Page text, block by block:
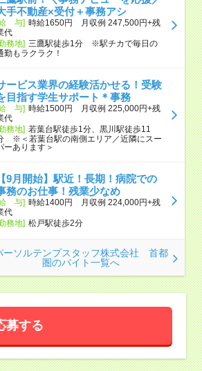
手不動産×受付＋事務アシ
与] 時給1650円 月収例 247,500円+残
代
務地] 三鷹駅徒歩1分 ※駅チカで毎日の
勤もラクラク！
ービス業界の経験活かせる！受験
目指す学生サポート＊事務
与] 時給1500円 月収例 225,000円+残
代
務地] 若葉台駅徒歩1分、黒川駅徒歩11
※＜若葉台駅の南側エリア／近隣にスー
ーあります＞
9月開始】駅近！長期！病院での
務のお仕事！残業少なめ
与] 時給1400円 月収例 224,000円+残
代
務地] 松戸駅徒歩2分
ーソルテンプスタッフ株式会社 首都
圏のバイト一覧へ
募する